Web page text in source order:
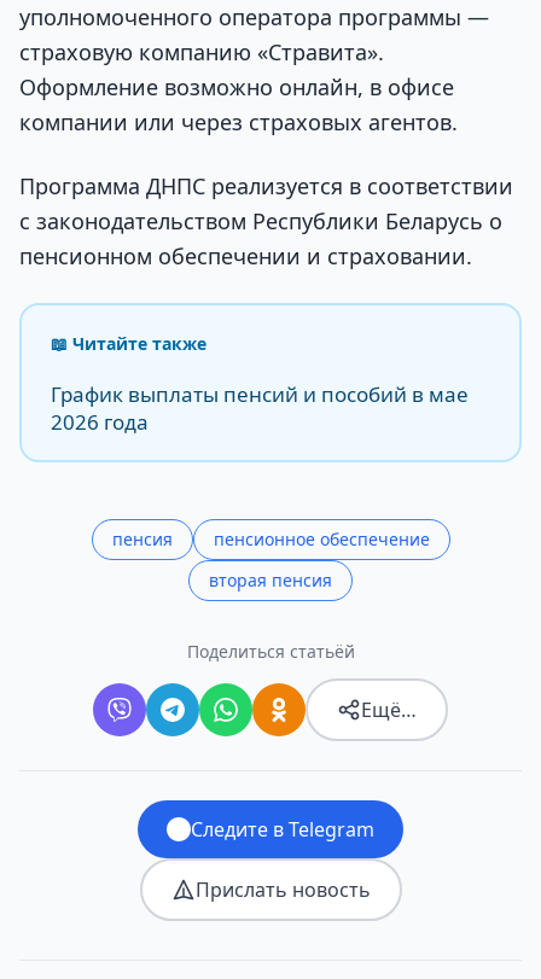
уполномоченного оператора программы —
страховую компанию «Стравита».
Оформление возможно онлайн, в офисе
компании или через страховых агентов.
Программа ДНПС реализуется в соответствии
с законодательством Республики Беларусь о
пенсионном обеспечении и страховании.
📖 Читайте также
График выплаты пенсий и пособий в мае
2026 года
пенсия
пенсионное обеспечение
вторая пенсия
Поделиться статьёй
Ещё…
Следите в Telegram
Прислать новость